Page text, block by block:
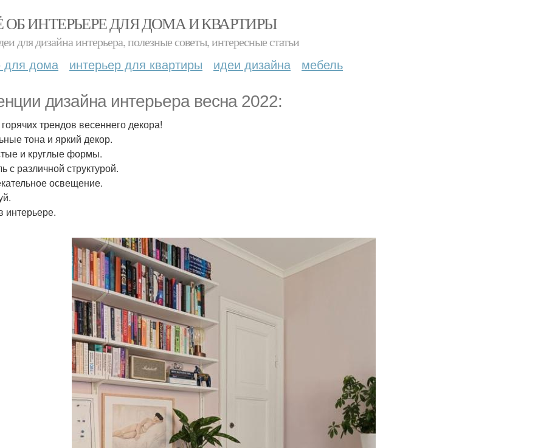
ОБ ИНТЕРЬЕРЕ ДЛЯ ДОМА И КВАРТИРЫ
для дизайна интерьера, полезные советы, интересные статьи
для дома интерьер для квартиры идеи дизайна мебель
дизайна интерьера весна 2022:
трендов весеннего декора!
тона и яркий декор.
и круглые формы.
с различной структурой.
освещение.
интерьере.